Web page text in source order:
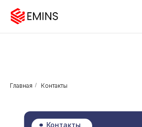
Главная / Контакты
Контакты